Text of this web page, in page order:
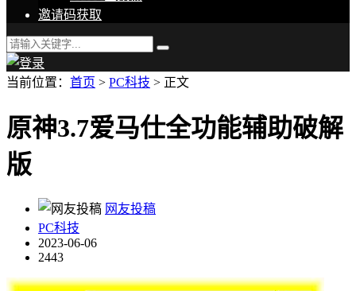
邀请码获取
当前位置： 首页 > PC科技 > 正文
原神3.7爱马仕全功能辅助破解
版
网友投稿
PC科技
2023-06-06
2443